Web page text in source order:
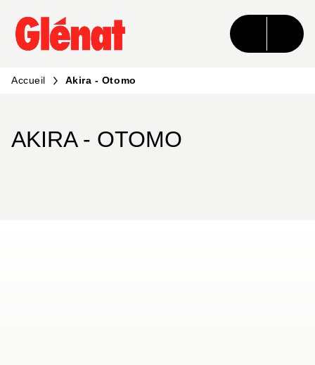
MENU RECHERCHE CONTENU
PIED DE PAGE
Accueil Akira - Otomo
AKIRA - OTOMO